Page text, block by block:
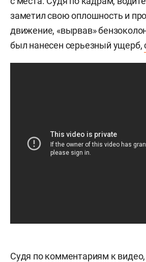
заметил свою оплошность и
движение, «вырвав»
был нанесен серьезный ущерб,
Судя по комментариям к